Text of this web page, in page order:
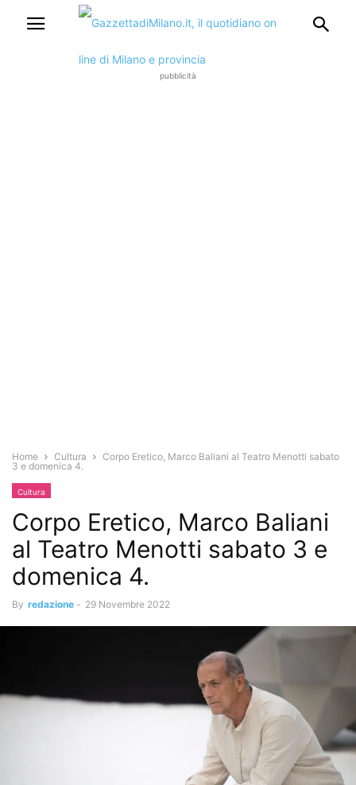
pubblicità
Home Cultura
Corpo Eretico, Marco Baliani al Teatro Menotti sabato
3 e domenica 4.
Cultura
Corpo Eretico, Marco Baliani
al Teatro Menotti sabato 3 e
domenica 4.
By redazione - 29 Novembre 2022